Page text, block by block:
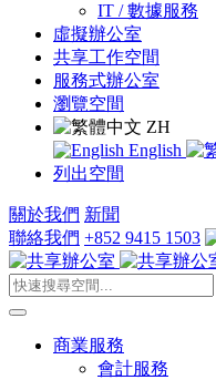
IT / 數據服務
虛擬辦公室
共享工作空間
服務式辦公室
瀏覽空間
ZH
English
列出空間
關於我們 新聞
聯絡我們 +852 9415 1503
商業服務
會計服務